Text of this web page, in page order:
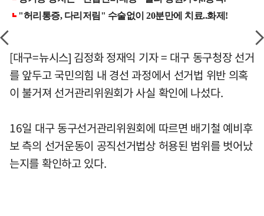
[대구=뉴시스] 김정화 정재익 기자 = 대구 동구청장 선거
를 앞두고 국민의힘 내 경선 과정에서 선거법 위반 의혹
이 불거져 선거관리위원회가 사실 확인에 나섰다.
16일 대구 동구선거관리위원회에 따르면 배기철 예비후
보 측의 선거운동이 공직선거법상 허용된 범위를 벗어났
는지를 확인하고 있다.